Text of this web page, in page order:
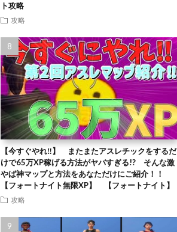
ト攻略
攻略
【今すぐやれ‼】 またまたアスレチックをするだ
けで65万XP稼げる方法がヤバすぎる!? そんな激
やば神マップと方法をあなただけにご紹介！！
【フォートナイト無限XP】 【フォートナイト】
攻略